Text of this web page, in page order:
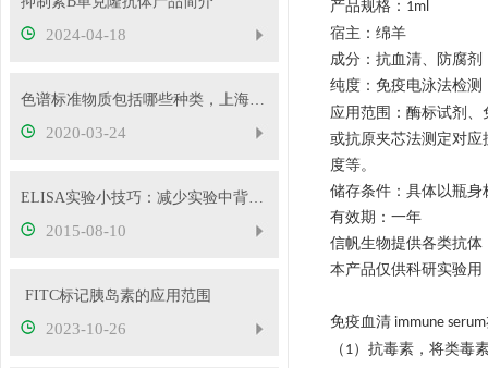
2024-04-18
色谱标准物质包括哪些种类，上海信帆为您提供品种色谱标准物质
2020-03-24
ELISA实验小技巧：减少实验中背景因素的影响
2015-08-10
​ FITC标记胰岛素的应用范围
2023-10-26
产品规格： 1ml
宿主：绵羊
成分：抗血清、防腐剂
纯度：免疫电泳法检测
应用范围：酶标试剂
或抗原夹芯法测定对
度等。
储存条件：具体以瓶身
有效期：一年
信帆生物提供各类抗
本产品仅供科研实验用
免疫血清 immune serum
（ 1）抗毒素，将类毒